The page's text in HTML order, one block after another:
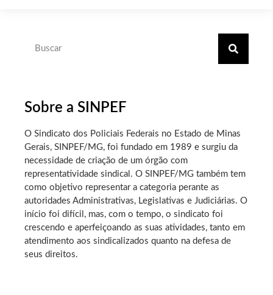
Sobre a SINPEF
O Sindicato dos Policiais Federais no Estado de Minas
Gerais, SINPEF/MG, foi fundado em 1989 e surgiu da
necessidade de criação de um órgão com
representatividade sindical. O SINPEF/MG também tem
como objetivo representar a categoria perante as
autoridades Administrativas, Legislativas e Judiciárias. O
início foi difícil, mas, com o tempo, o sindicato foi
crescendo e aperfeiçoando as suas atividades, tanto em
atendimento aos sindicalizados quanto na defesa de
seus direitos.